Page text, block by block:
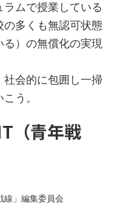
ムで授業している
多くも無認可状態
）の無償化の実現
会的に包囲し一掃
う。
（青年戦
線」編集委員会